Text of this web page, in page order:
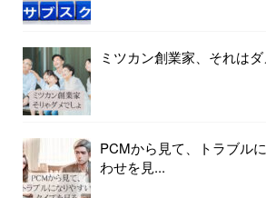
ミツカン創業家、それはダ
PCMから見て、トラブル
わせを見...